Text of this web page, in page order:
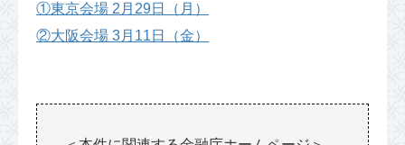
①東京会場 2月29日（月）
②大阪会場 3月11日（金）